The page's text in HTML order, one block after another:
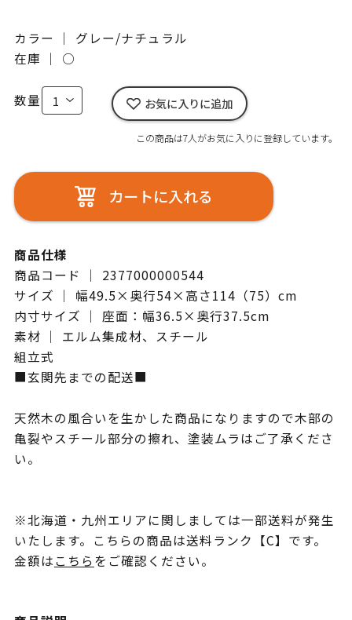
カラー ｜ グレー/ナチュラル
在庫 ｜ ○
数量 お気に入りに追加
この商品は7人がお気に入りに登録しています。
カートに入れる
商品仕様
商品コード ｜ 2377000000544
サイズ ｜ 幅49.5×奥行54×高さ114（75）cm
内寸サイズ ｜ 座面：幅36.5×奥行37.5cm
素材 ｜ エルム集成材、スチール
組立式
■玄関先までの配送■
天然木の風合いを生かした商品になりますので木部の
亀裂やスチール部分の擦れ、塗装ムラはご了承くださ
い。
※北海道・九州エリアに関しましては一部送料が発生
いたします。こちらの商品は送料ランク【C】です。
金額はこちらをご確認ください。